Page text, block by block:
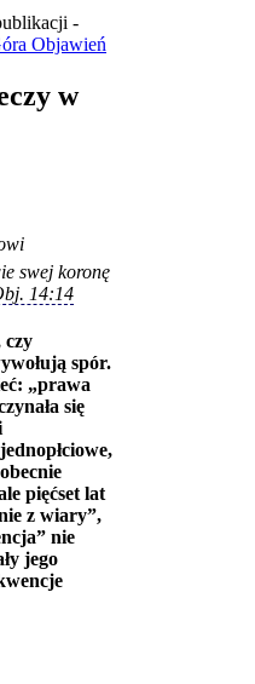
-
Objawień
w
swej koronę
14:14
czy
spór.
„prawa
się
pięćset lat
z wiary”,
nie
jego